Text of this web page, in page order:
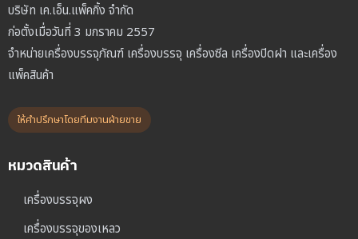
บริษัท เค.เอ็น.แพ็คกิ้ง จำกัด
ก่อตั้งเมื่อวันที่ 3 มกราคม 2557
จำหน่ายเครื่องบรรจุภัณฑ์ เครื่องบรรจุ เครื่องซีล เครื่องปิดฝา และเครื่อง
แพ็คสินค้า
ให้คำปรึกษาโดยทีมงานฝ่ายขาย
หมวดสินค้า
เครื่องบรรจุผง
เครื่องบรรจุของเหลว